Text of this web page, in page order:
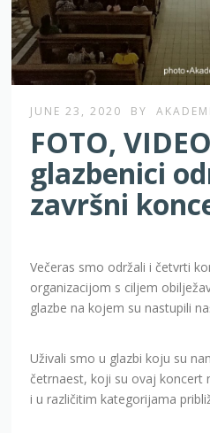
JUNE 23, 2020 BY
FOTO,
glazbenici
završni
Večeras smo održali i četvrti
organizacijom s ciljem
glazbe na kojem su nastupili
Uživali smo u glazbi koju su
četrnaest, koji su ovaj koncert
i u različitim kategorijama